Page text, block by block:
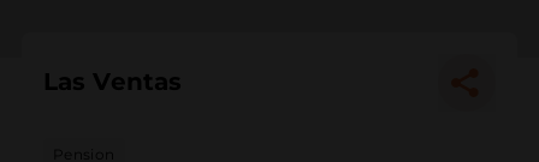
Las Ventas